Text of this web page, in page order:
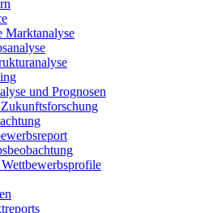
Marktanalyse
und Prognosen